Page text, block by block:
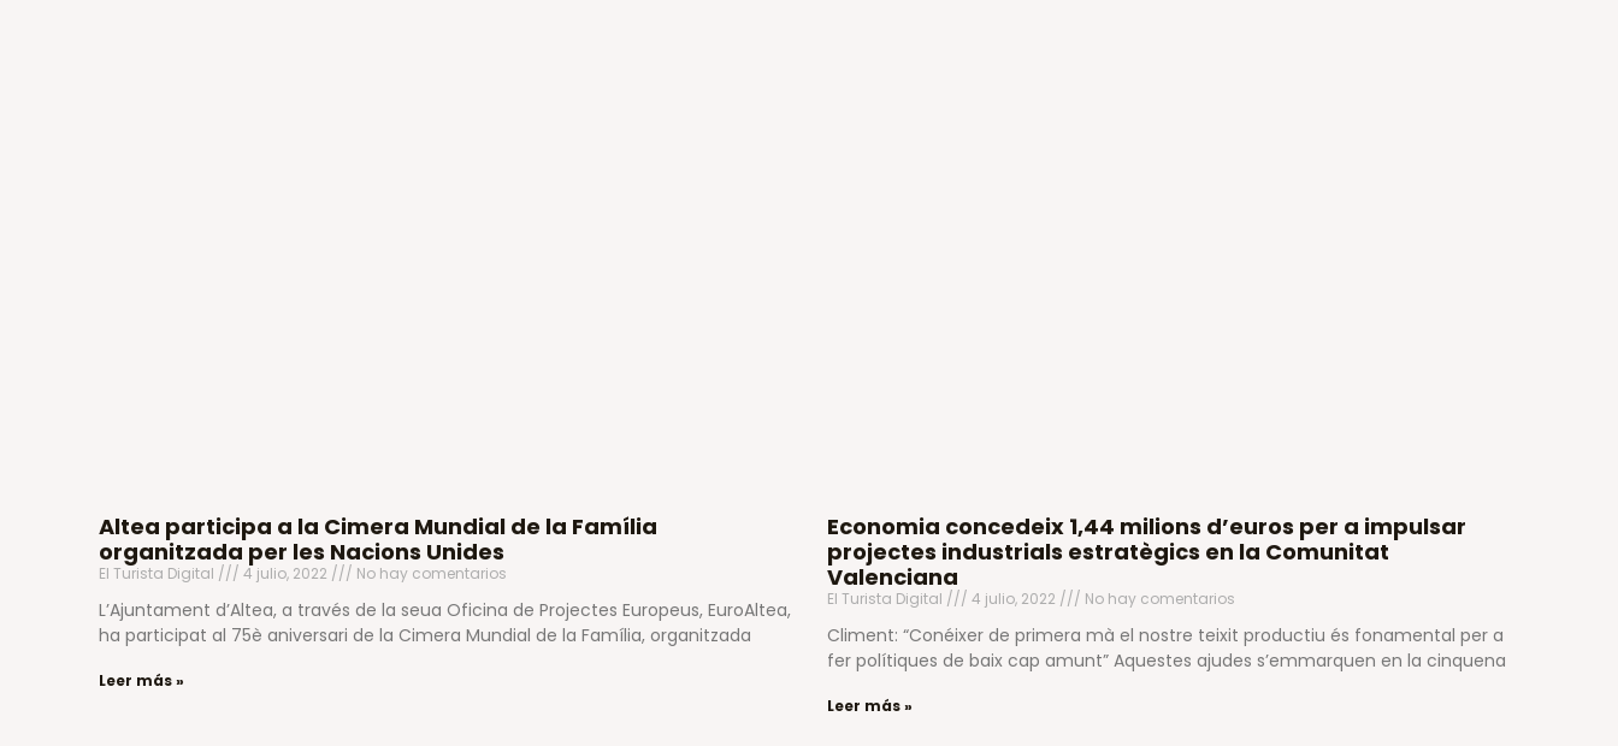
Altea participa a la Cimera Mundial de la Família
organitzada per les Nacions Unides
El Turista Digital 4 julio, 2022 No hay comentarios
L’Ajuntament d’Altea, a través de la seua Oficina de Projectes Europeus, EuroAltea,
ha participat al 75è aniversari de la Cimera Mundial de la Família, organitzada
Leer más »
Economia concedeix 1,44 milions d’euros per a impulsar
projectes industrials estratègics en la Comunitat
Valenciana
El Turista Digital 4 julio, 2022 No hay comentarios
Climent: “Conéixer de primera mà el nostre teixit productiu és fonamental per a
fer polítiques de baix cap amunt” Aquestes ajudes s’emmarquen en la cinquena
Leer más »